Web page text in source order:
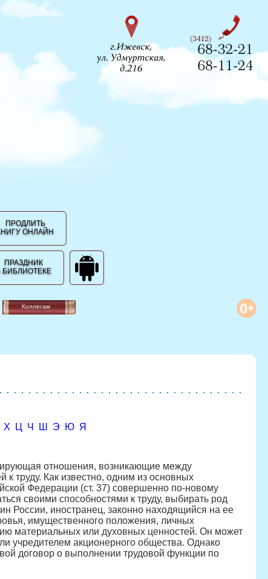
ПРОДЛИТЬ
ОНЛАЙН
ПРАЗДНИК
БИБЛИОТЕКЕ
Коллегам
Х Ц Ч Ш Э Ю Я
отношения, возникающие между
труду. Как известно, одним из основных
Федерации (ст. 37) совершенно по-новому
своими способностями к труду, выбирать род
России, иностранец, законно находящийся на ее
имущественного положения, личных
материальных или духовных ценностей. Он может
учредителем акционерного общества. Однако
договор о выполнении трудовой функции по